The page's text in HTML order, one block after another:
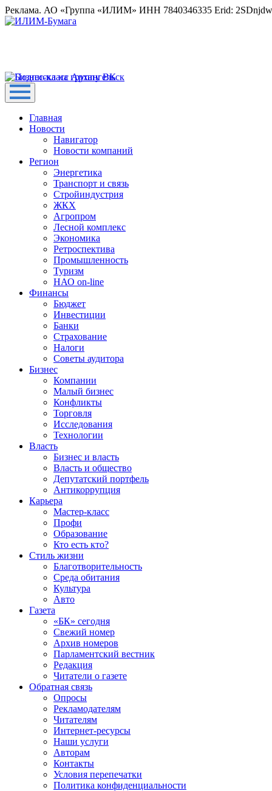
Реклама. АО «Группа «ИЛИМ» ИНН 7840346335 Erid:
Главная
Новости
Навигатор
Новости компаний
Регион
Энергетика
Транспорт и связь
Стройиндустрия
ЖКХ
Агропром
Лесной комплекс
Экономика
Ретроспектива
Промышленность
Туризм
НАО on-line
Финансы
Бюджет
Инвестиции
Банки
Страхование
Налоги
Советы аудитора
Бизнес
Компании
Малый бизнес
Конфликты
Торговля
Исследования
Технологии
Власть
Бизнес и власть
Власть и общество
Депутатский портфель
Антикоррупция
Карьера
Мастер-класс
Профи
Образование
Кто есть кто?
Стиль жизни
Благотворительность
Среда обитания
Культура
Авто
Газета
«БК» сегодня
Свежий номер
Архив номеров
Парламентский вестник
Редакция
Читатели о газете
Обратная связь
Опросы
Рекламодателям
Читателям
Интернет-ресурсы
Наши услуги
Авторам
Контакты
Условия перепечатки
Политика конфиденциальности